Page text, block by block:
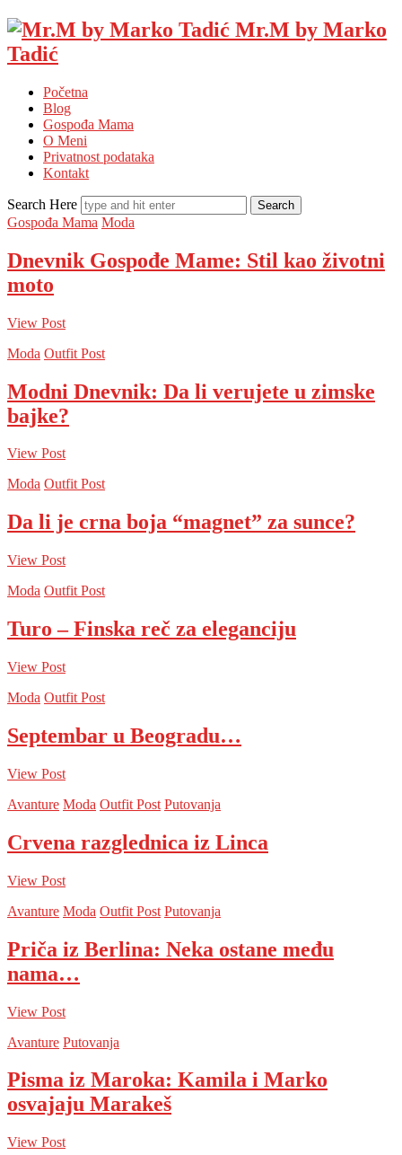
Mr.M by Marko
Tadić
Početna
Blog
Gospođa Mama
O Meni
Privatnost podataka
Kontakt
Search Here
Gospođa Mama Moda
Dnevnik Gospođe Mame: Stil kao životni
moto
View Post
Moda Outfit Post
Modni Dnevnik: Da li verujete u zimske
bajke?
View Post
Moda Outfit Post
Da li je crna boja “magnet” za sunce?
View Post
Moda Outfit Post
Turo – Finska reč za eleganciju
View Post
Moda Outfit Post
Septembar u Beogradu…
View Post
Avanture Moda Outfit Post Putovanja
Crvena razglednica iz Linca
View Post
Avanture Moda Outfit Post Putovanja
Priča iz Berlina: Neka ostane među
nama…
View Post
Avanture Putovanja
Pisma iz Maroka: Kamila i Marko
osvajaju Marakeš
View Post